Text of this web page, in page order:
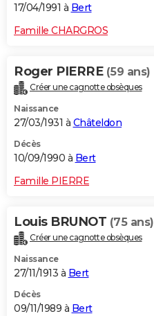
17/04/1991 à Bert
Famille CHARGROS
Roger PIERRE (59 ans)
Créer une cagnotte obsèques
Naissance
27/03/1931 à Châteldon
Décès
10/09/1990 à Bert
Famille PIERRE
Louis BRUNOT (75 ans)
Créer une cagnotte obsèques
Naissance
27/11/1913 à Bert
Décès
09/11/1989 à Bert